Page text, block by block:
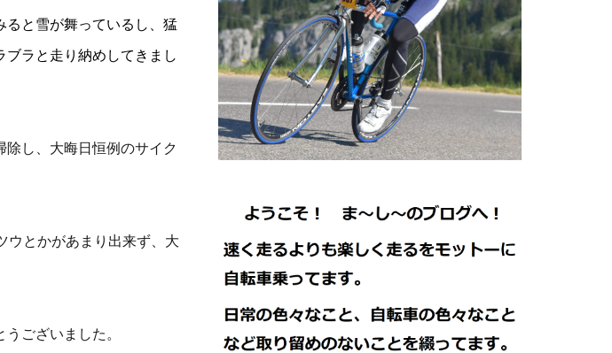
ると雪が舞っているし、猛
ラと走り納めしてきまし
し、大晦日恒例のサイク
ウとかがあまり出来ず、大
ございました。